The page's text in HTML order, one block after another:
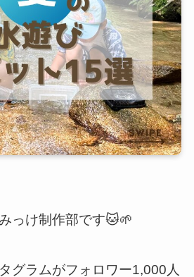
っけ制作部です🐱🌱
グラムがフォロワー1,000人